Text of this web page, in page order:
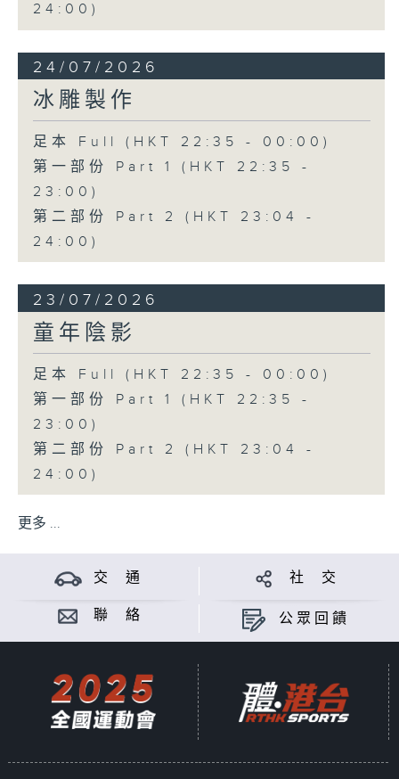
24:00)
24/07/2026
冰雕製作
足本 Full (HKT 22:35 - 00:00)
第一部份 Part 1 (HKT 22:35 -
23:00)
第二部份 Part 2 (HKT 23:04 -
24:00)
23/07/2026
童年陰影
足本 Full (HKT 22:35 - 00:00)
第一部份 Part 1 (HKT 22:35 -
23:00)
第二部份 Part 2 (HKT 23:04 -
24:00)
更多 ...
交 通 社 交
聯 絡 公眾回饋